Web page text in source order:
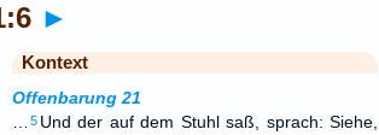
►
Kontext
Offenbarung 21
5 Und der auf dem Stuhl saß, sprach: Siehe,